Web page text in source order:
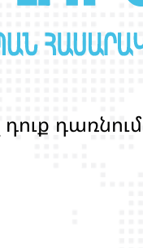
դոք դառնոմ